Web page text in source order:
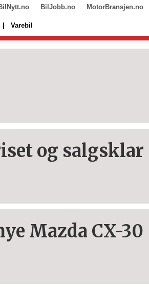
BilJobb.no MotorBransjen.no
Varebil
og salgsklar
Mazda CX-30